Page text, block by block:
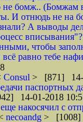
бомж.. (Бомжам
И отнюдь не на
А выводы
чтобы
равно тебе
Consul > [871] 14-
паспортных
14-01-2018
накосячил с
necoandg > [1008]